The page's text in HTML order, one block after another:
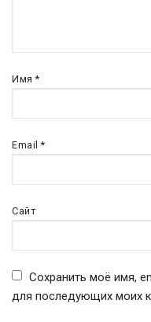
Имя*
Email*
Сайт
Сохранить моё имя,
для последующих моих